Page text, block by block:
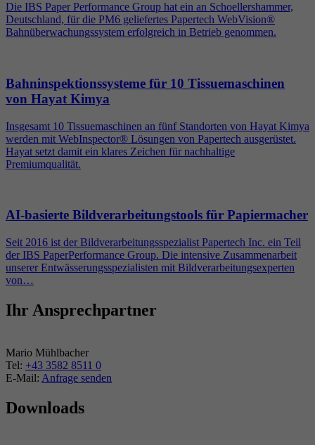
Die IBS Paper Performance Group hat ein an Schoellershammer,
Deutschland, für die PM6 geliefertes Papertech WebVision®
Bahnüberwachungssystem erfolgreich in Betrieb genommen.
Bahninspektionssysteme für 10 Tissuemaschinen
von Hayat Kimya
Insgesamt 10 Tissuemaschinen an fünf Standorten von Hayat Kimya
werden mit WebInspector® Lösungen von Papertech ausgerüstet.
Hayat setzt damit ein klares Zeichen für nachhaltige
Premiumqualität.
AI-basierte Bildverarbeitungstools für Papiermacher
Seit 2016 ist der Bildverarbeitungsspezialist Papertech Inc. ein Teil
der IBS PaperPerformance Group. Die intensive Zusammenarbeit
unserer Entwässerungsspezialisten mit Bildverarbeitungsexperten
von…
Ihr Ansprechpartner
Mario Mühlbacher
Tel: +43 3582 8511 0
E-Mail: Anfrage senden
Downloads